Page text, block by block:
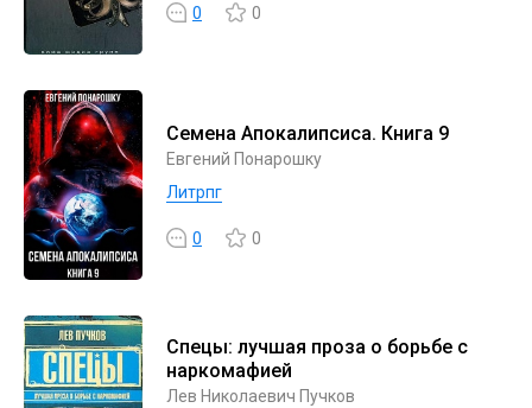
0 0
Семена Апокалипсиса. Книга 9
Евгений Понарошку
Литрпг
0 0
Спецы: лучшая проза о борьбе с
наркомафией
Лев Николаевич Пучков